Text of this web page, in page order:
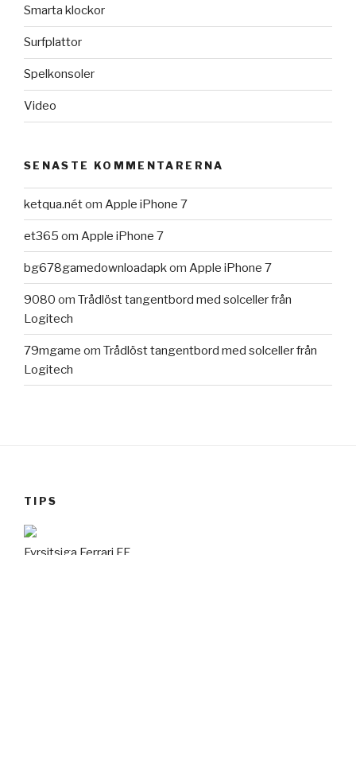
Smarta klockor
Surfplattor
Spelkonsoler
Video
SENASTE KOMMENTARERNA
ketqua.nétom Apple iPhone 7
et365 om Apple iPhone 7
bg678gamedownloadapk om Apple iPhone 7
9080 om Trådlöst tangentbord med solceller från
Logitech
79mgame om Trådlöst tangentbord med solceller från
Logitech
TIPS
Fyrsitsiga Ferrari FF